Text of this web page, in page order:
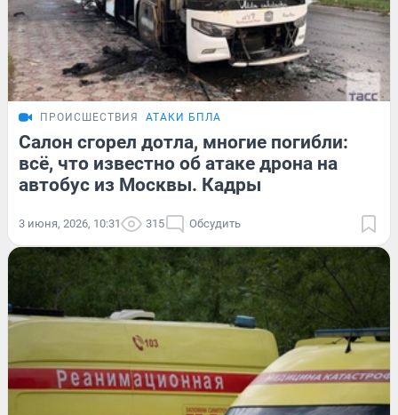
ПРОИСШЕСТВИЯ АТАКИ БПЛА
Салон сгорел дотла, многие погибли:
всё, что известно об атаке дрона на
автобус из Москвы. Кадры
3 июня, 2026, 10:31 315 Обсудить